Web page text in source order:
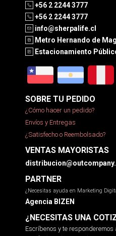
+56 2 2244 3777
+56 2 2244 3777
info@sherpalife.cl
Metro Hernando de
Estacionamiento
SOBRE TU PEDIDO
¿Cómo hacer un pedido?
Envíos y Entregas
¿Satisfecho o Reembolsado?
VENTAS MAYORISTAS
PARTNER
¿Necesitas ayuda en Marketing
Agencia BIZEN
¿NECESITAS UNA
Escríbenos y te